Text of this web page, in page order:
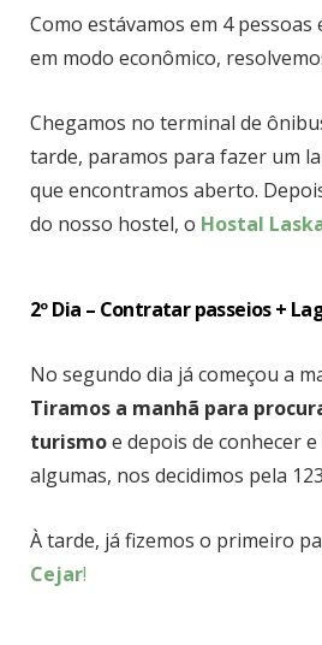
Como estávamos em 4 pessoas
em modo econômico,
Chegamos no terminal de
tarde, paramos para fazer um
que encontramos aberto.
do nosso hostel, o Hostal
2º Dia – Contratar passeios +
No segundo dia já começou a
Tiramos a manhã para
turismoe depois de conhecer
algumas, nos decidimos pela
À tarde, já fizemos o primeiro
Cejar!